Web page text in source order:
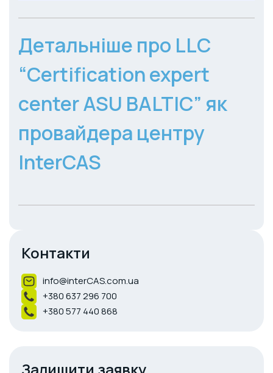
Детальніше про LLC
“Certification expert
center ASU BALTIC” як
провайдера центру
InterCAS
Контакти
info@interCAS.com.ua
+380 637 296 700
+380 577 440 868